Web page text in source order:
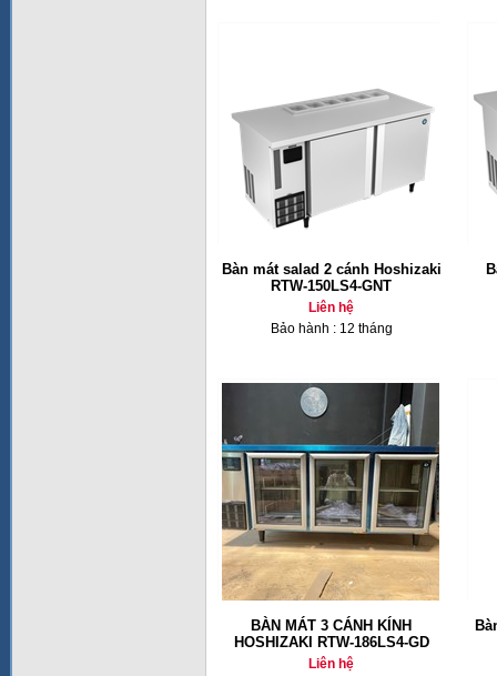
Bàn mát salad 2 cánh Hoshizaki
RTW-150LS4-GNT
Liên hệ
Bảo hành : 12 tháng
BÀN MÁT 3 CÁNH KÍNH
HOSHIZAKI RTW-186LS4-GD
Liên hệ